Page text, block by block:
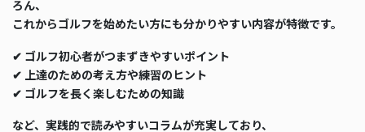
ろん、
これからゴルフを始めたい方にも分かりやすい内容が特徴です。
✔ ゴルフ初心者がつまずきやすいポイント
✔ 上達のための考え方や練習のヒント
✔ ゴルフを長く楽しむための知識
など、実践的で読みやすいコラムが充実しており、